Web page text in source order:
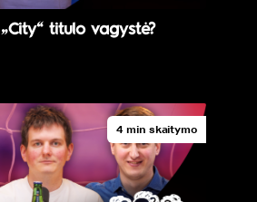
titulo vagystė?
4 min skaitymo